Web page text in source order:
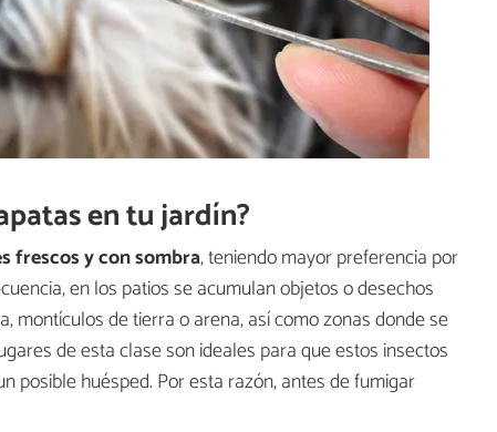
en tu jardín?
frescos y con sombra, teniendo mayor preferencia por
en los patios se acumulan objetos o desechos
montículos de tierra o arena, así como zonas donde se
de esta clase son ideales para que estos insectos
posible huésped. Por esta razón, antes de fumigar